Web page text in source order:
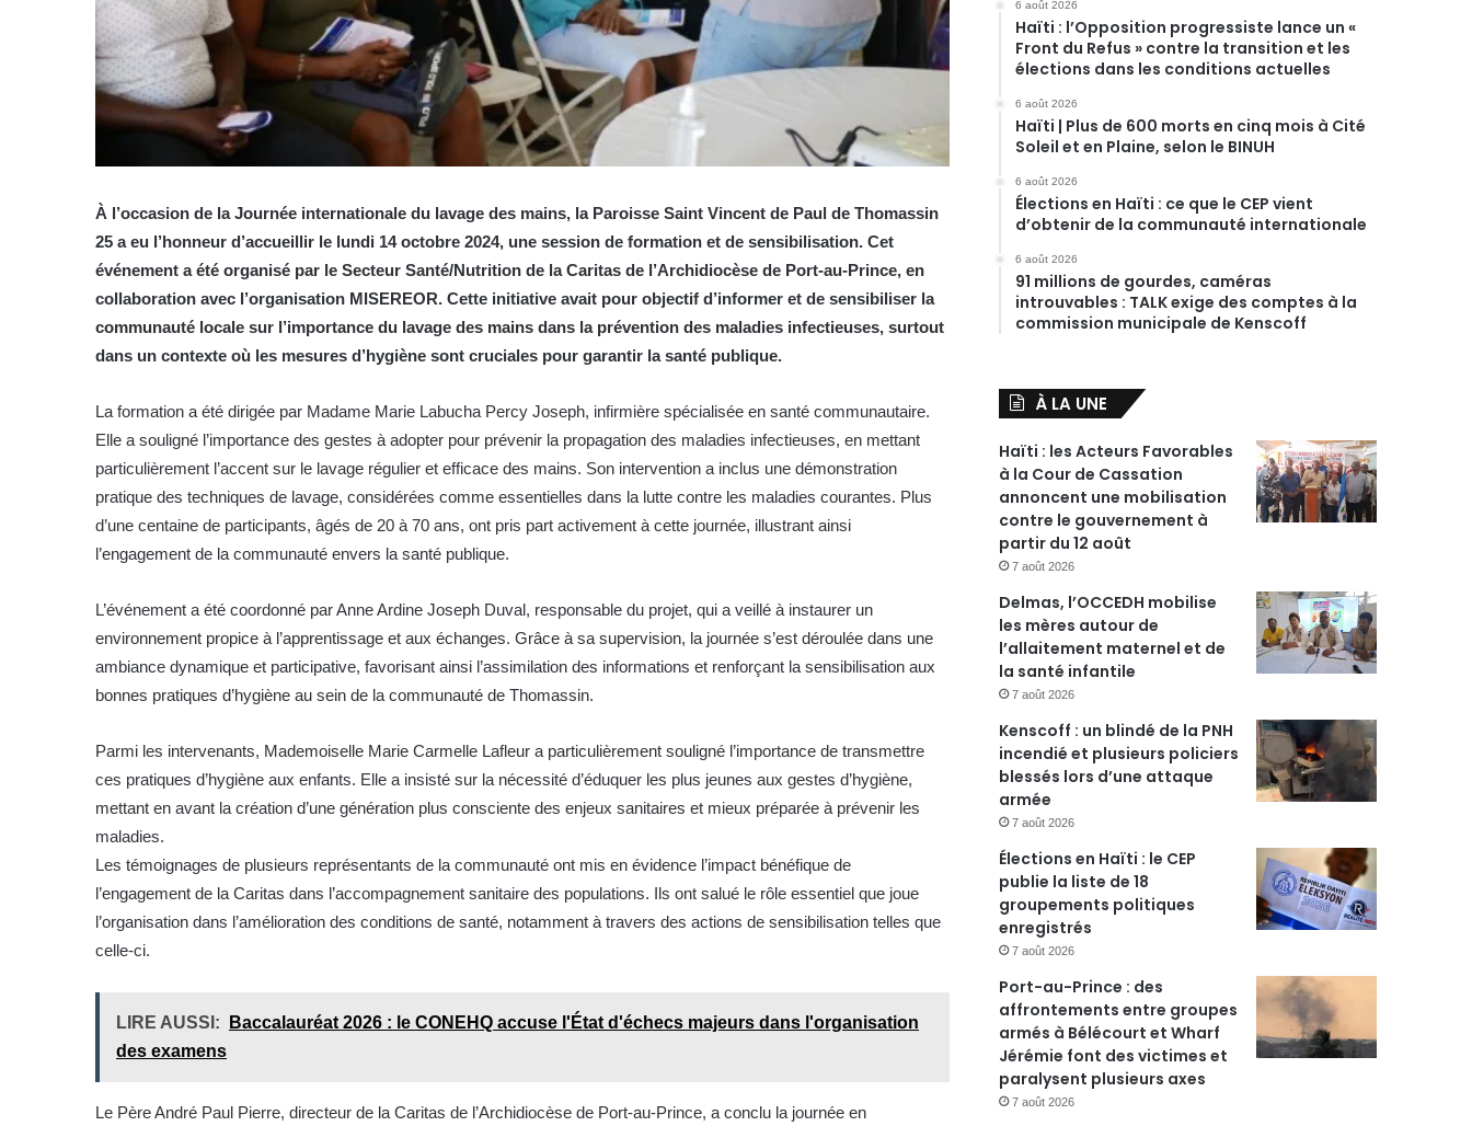
À l’occasion de la Journée internationale du lavage des mains, la Paroisse Saint Vincent de Paul de Thomassin
25 a eu l’honneur d’accueillir le lundi 14 octobre 2024, une session de formation et de sensibilisation. Cet
événement a été organisé par le Secteur Santé/Nutrition de la Caritas de l’Archidiocèse de Port-au-Prince, en
collaboration avec l’organisation MISEREOR. Cette initiative avait pour objectif d’informer et de sensibiliser la
communauté locale sur l’importance du lavage des mains dans la prévention des maladies infectieuses, surtout
dans un contexte où les mesures d’hygiène sont cruciales pour garantir la santé publique.
La formation a été dirigée par Madame Marie Labucha Percy Joseph, infirmière spécialisée en santé communautaire.
Elle a souligné l’importance des gestes à adopter pour prévenir la propagation des maladies infectieuses, en mettant
particulièrement l’accent sur le lavage régulier et efficace des mains. Son intervention a inclus une démonstration
pratique des techniques de lavage, considérées comme essentielles dans la lutte contre les maladies courantes. Plus
d’une centaine de participants, âgés de 20 à 70 ans, ont pris part activement à cette journée, illustrant ainsi
l’engagement de la communauté envers la santé publique.
L’événement a été coordonné par Anne Ardine Joseph Duval, responsable du projet, qui a veillé à instaurer un
environnement propice à l’apprentissage et aux échanges. Grâce à sa supervision, la journée s’est déroulée dans une
ambiance dynamique et participative, favorisant ainsi l’assimilation des informations et renforçant la sensibilisation aux
bonnes pratiques d’hygiène au sein de la communauté de Thomassin.
Parmi les intervenants, Mademoiselle Marie Carmelle Lafleur a particulièrement souligné l’importance de transmettre
ces pratiques d’hygiène aux enfants. Elle a insisté sur la nécessité d’éduquer les plus jeunes aux gestes d’hygiène,
mettant en avant la création d’une génération plus consciente des enjeux sanitaires et mieux préparée à prévenir les
maladies.
Les témoignages de plusieurs représentants de la communauté ont mis en évidence l’impact bénéfique de
l’engagement de la Caritas dans l’accompagnement sanitaire des populations. Ils ont salué le rôle essentiel que joue
l’organisation dans l’amélioration des conditions de santé, notamment à travers des actions de sensibilisation telles que
celle-ci.
LIRE AUSSI:
Baccalauréat 2026 : le CONEHQ accuse l'État d'échecs majeurs dans l'organisation
des examens
Le Père André Paul Pierre, directeur de la Caritas de l’Archidiocèse de Port-au-Prince, a conclu la journée en
6 août 2026
Haïti : l’Opposition progressiste lance un «
Front du Refus » contre la transition et les
élections dans les conditions actuelles
6 août 2026
Haïti | Plus de 600 morts en cinq mois à Cité
Soleil et en Plaine, selon le BINUH
6 août 2026
Élections en Haïti : ce que le CEP vient
d’obtenir de la communauté internationale
6 août 2026
91 millions de gourdes, caméras
introuvables : TALK exige des comptes à la
commission municipale de Kenscoff
À LA UNE
Haïti : les Acteurs Favorables
à la Cour de Cassation
annoncent une mobilisation
contre le gouvernement à
partir du 12 août
7 août 2026
Delmas, l’OCCEDH mobilise
les mères autour de
l’allaitement maternel et de
la santé infantile
7 août 2026
Kenscoff : un blindé de la PNH
incendié et plusieurs policiers
blessés lors d’une attaque
armée
7 août 2026
Élections en Haïti : le CEP
publie la liste de 18
groupements politiques
enregistrés
7 août 2026
Port-au-Prince : des
affrontements entre groupes
armés à Bélécourt et Wharf
Jérémie font des victimes et
paralysent plusieurs axes
7 août 2026